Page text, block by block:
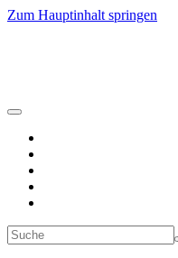
Zum Hauptinhalt springen